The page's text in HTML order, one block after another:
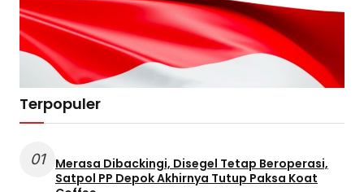
Terpopuler
01
Merasa Dibackingi, Disegel Tetap Beroperasi,
Satpol PP Depok Akhirnya Tutup Paksa Koat